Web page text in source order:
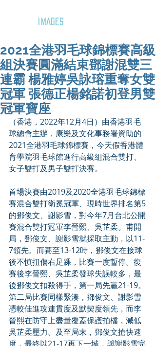
IMAGES
2021全港羽毛球錦標賽高級
組決賽圓滿結束鄧謝混雙三
連霸 楊雅婷吳詠瑢重奪女雙
冠軍 張德正楊銘諾初登男雙
冠軍寶座
（香港，2022年12月4日）由香港羽毛
球總會主辦，康樂及文化事務署資助的
2021全港羽毛球錦標賽，今天假香港體
育學院羽毛球館進行高級組混合雙打、
女子雙打及男子雙打決賽。
首場決賽由2019及2020全港羽毛球錦標
賽混合雙打衛冕冠軍、現時世界排名第5
的鄧俊文、謝影雪，對今年7月台北公開
賽混合雙打冠軍李晉熙、吳芷柔。甫開
局，鄧俊文、謝影雪就採取主動，以11-
7領先。而賽至13-12時，鄧俊文在接球
後不慎扭傷右足踝，比賽一度暫停。復
賽後李晉熙、吳芷柔發球失誤較多，最
後鄧俊文扣殺得手，第一局先贏21-19。
第二局比賽同樣緊湊，鄧俊文、謝影雪
憑較佳進攻連貫度及默契度領先，而李
晉熙在防守上盡量覆蓋保護拍檔，減低
吳芷柔壓力。及至局末，鄧俊文搶快速
度，最終以21-17再下一城，與謝影雪完